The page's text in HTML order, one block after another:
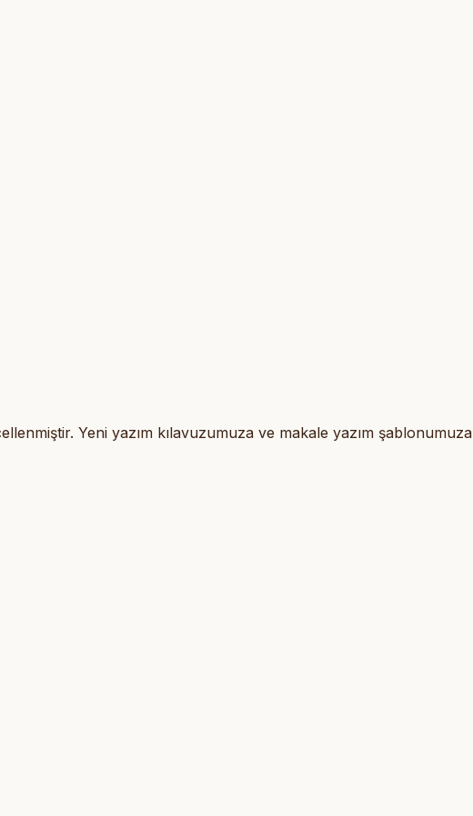
Yeni yazım kılavuzumuza ve makale yazım şablonumuza